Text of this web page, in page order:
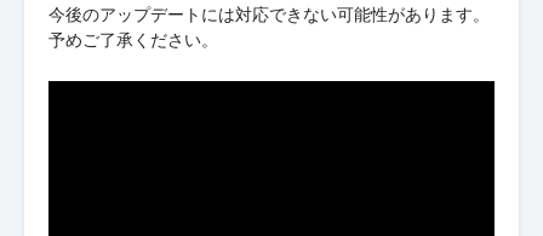
今後のアップデートには対応できない可能性があります。
予めご了承ください。